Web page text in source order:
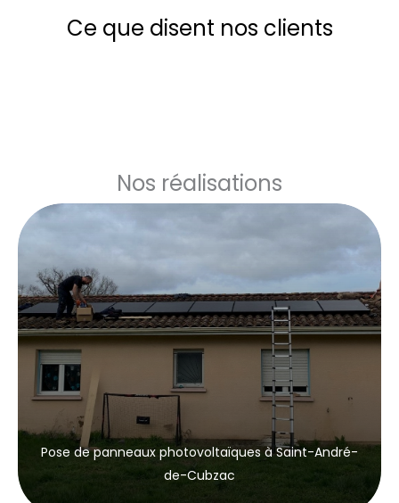
Ce que disent nos clients
Nos réalisations
Pose de panneaux photovoltaïques à Saint-André-
de-Cubzac